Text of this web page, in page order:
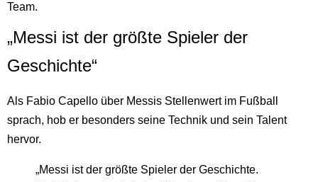
Team.
„Messi ist der größte Spieler der
Geschichte“
Als Fabio Capello über Messis Stellenwert im Fußball
sprach, hob er besonders seine Technik und sein Talent
hervor.
„Messi ist der größte Spieler der Geschichte.